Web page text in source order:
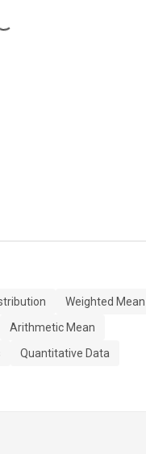
Weighted Mean
Arithmetic Mean
Quantitative Data